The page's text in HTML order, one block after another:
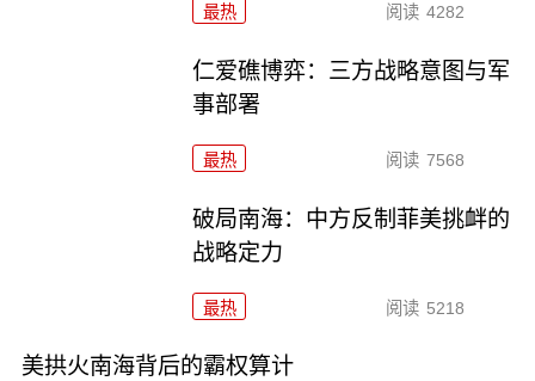
最热 阅读 4282
仁爱礁博弈：三方战略意图与军
事部署
最热 阅读 7568
破局南海：中方反制菲美挑衅的
战略定力
最热 阅读 5218
美拱火南海背后的霸权算计